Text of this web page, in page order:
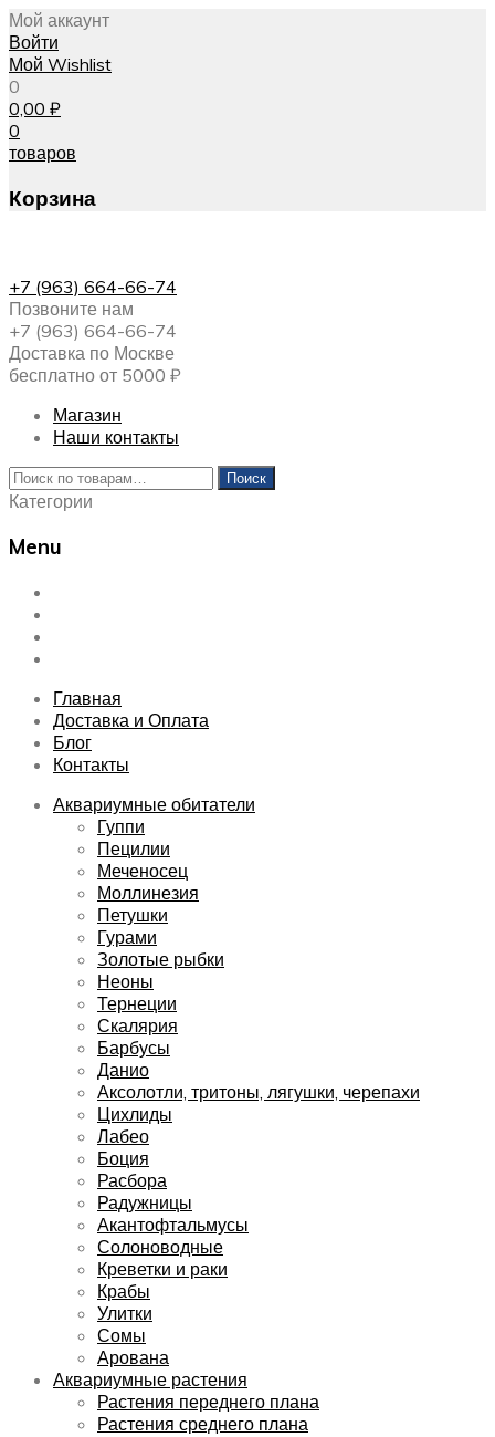
Мой аккаунт
Войти
Мой Wishlist
0
0,00 ₽
0
товаров
Корзина
+7 (963) 664-66-74
Позвоните нам
+7 (963) 664-66-74
Доставка по Москве
бесплатно от 5000 ₽
Магазин
Наши контакты
Искать:
Поиск
Категории
Menu
Skip
content
Главная
Доставка и Оплата
Блог
Контакты
Аквариумные обитатели
Гуппи
Пецилии
Меченосец
Моллинезия
Петушки
Гурами
Золотые рыбки
Неоны
Тернеции
Скалярия
Барбусы
Данио
Аксолотли, тритоны, лягушки, черепахи
Цихлиды
Лабео
Боция
Расбора
Радужницы
Акантофтальмусы
Солоноводные
Креветки и раки
Крабы
Улитки
Сомы
Арована
Аквариумные растения
Растения переднего плана
Растения среднего плана